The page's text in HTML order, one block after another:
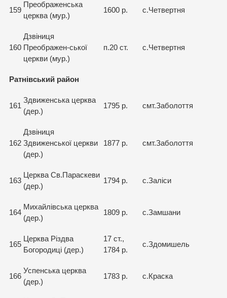
159
Преображенська
церква (мур.)
1600 р. с.Четвертня
160
Дзвіниця
Преображен-ської
церкви (мур.)
п.20 ст. с.Четвертня
Ратнівський район
161
Здвиженська церква
(дер.)
1795 р. смт.Заболоття
162
Дзвіниця
Здвиженської церкви
(дер.)
1877 р. смт.Заболоття
163
Церква Св.Параскеви
(дер.)
1794 р. с.Заліси
164
Михайлівська церква
(дер.)
1809 р. с.Замшани
165
Церква Різдва
Богородиці (дер.)
17 ст.,
1784 р.
с.Здомишель
166
Успенська церква
(дер.)
1783 р. с.Краска